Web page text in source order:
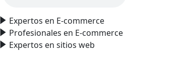
Expertos en E-commerce
Profesionales en E-commerce
Expertos en sitios web